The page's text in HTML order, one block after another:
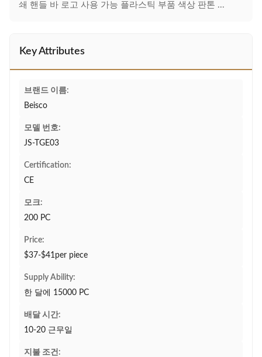
쇄 핸들 바 로고 사용 가능 플라스틱 부품 색상 판톤 ...
Key Attributes
브랜드 이름:
Beisco
모델 번호:
JS-TGE03
Certification:
CE
모크:
200 PC
Price:
$37-$41per piece
Supply Ability:
한 달에 15000 PC
배달 시간:
10-20 근무일
지불 조건: